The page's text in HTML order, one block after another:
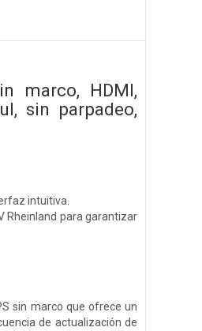
marco, HDMI,
sin parpadeo,
intuitiva.
Rheinland para garantizar
sin marco que ofrece un
de actualización de